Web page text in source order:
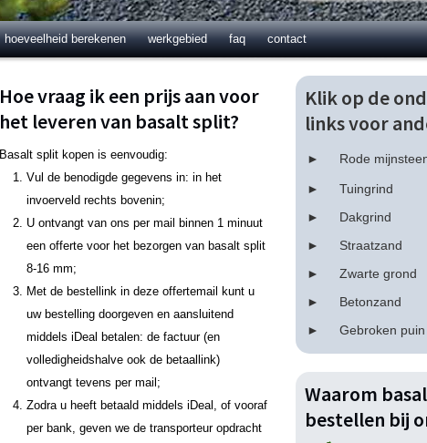
hoeveelheid berekenen werkgebied faq contact
Hoe vraag ik een prijs aan voor
het leveren van basalt split?
Basalt split kopen is eenvoudig:
Vul de benodigde gegevens in: in het
invoerveld rechts bovenin;
U ontvangt van ons per mail binnen 1 minuut
een offerte voor het bezorgen van basalt split
8-16 mm;
Met de bestellink in deze offertemail kunt u
uw bestelling doorgeven en aansluitend
middels iDeal betalen: de factuur (en
volledigheidshalve ook de betaallink)
ontvangt tevens per mail;
Zodra u heeft betaald middels iDeal, of vooraf
per bank, geven we de transporteur opdracht
Klik op de
links voor
Rode
Tuingrind
Dakgrind
Straatzand
Zwarte grond
Betonzand
Gebroken puin
Waarom
bestellen bij